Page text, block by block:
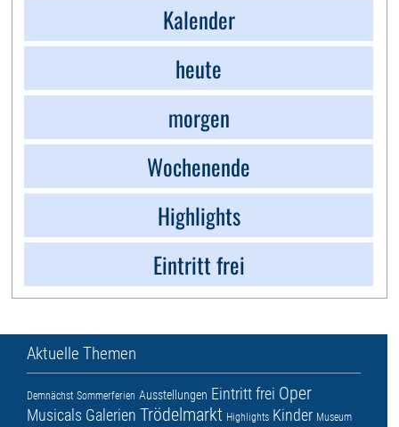
Kalender
heute
morgen
Wochenende
Highlights
Eintritt frei
Aktuelle Themen
Demnächst Sommerferien Ausstellungen Eintritt frei Oper
Musicals Galerien Trödelmarkt Highlights Kinder Museum